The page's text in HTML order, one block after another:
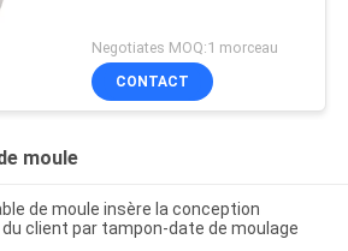
Negotiates MOQ:1 morceau
CONTACT
moule
de moule insère la conception
client par tampon-date de moulage